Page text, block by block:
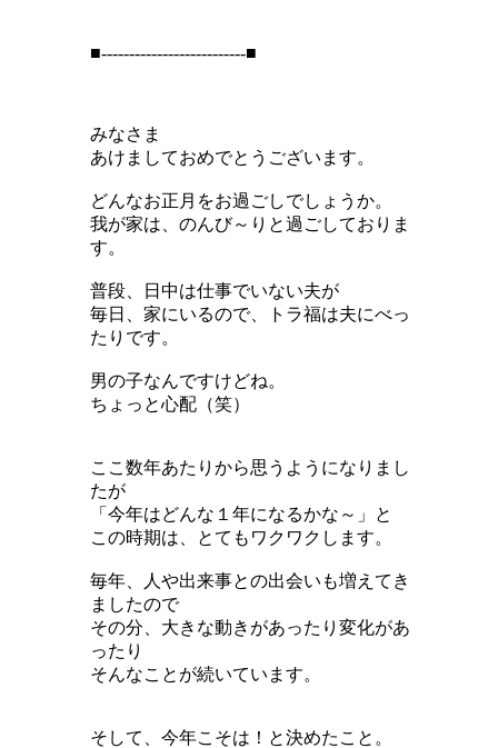
■--------------------------■
みなさま
あけましておめでとうございます。
どんなお正月をお過ごしでしょうか。
我が家は、のんび～りと過ごしておりま
す。
普段、日中は仕事でいない夫が
毎日、家にいるので、トラ福は夫にべっ
たりです。
男の子なんですけどね。
ちょっと心配（笑）
ここ数年あたりから思うようになりまし
たが
「今年はどんな１年になるかな～」と
この時期は、とてもワクワクします。
毎年、人や出来事との出会いも増えてき
ましたので
その分、大きな動きがあったり変化があ
ったり
そんなことが続いています。
そして、今年こそは！と決めたこと。